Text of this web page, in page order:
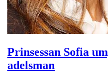
Prinsessan Sofia
adelsman